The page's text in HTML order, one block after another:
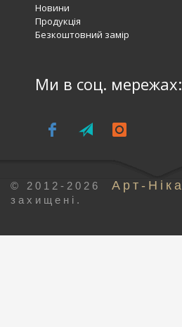
Новини
Продукція
Безкоштовний замір
Ми в соц. мережах:
© 2012-2026 Арт-Ніка
захищені.